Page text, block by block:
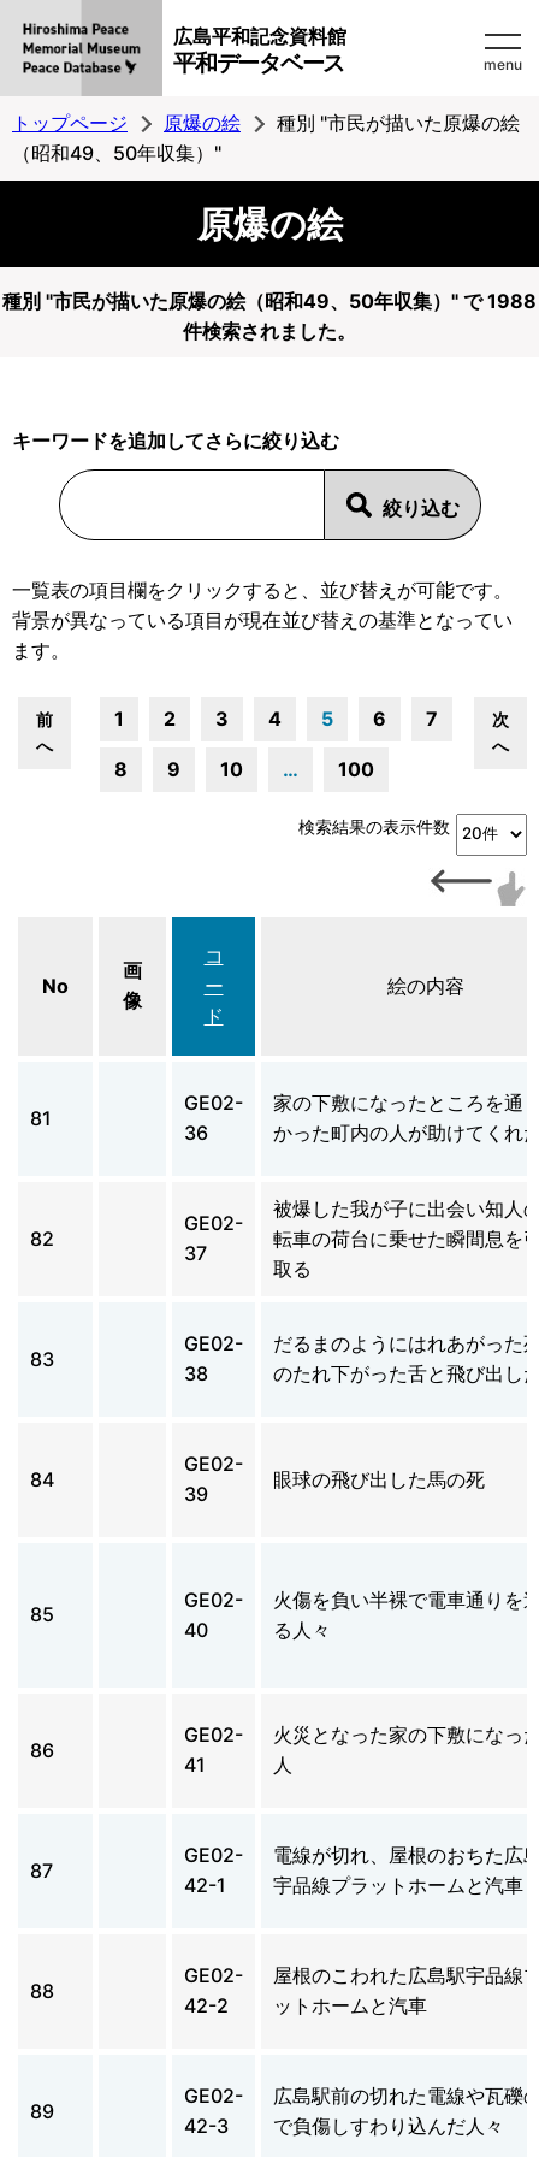
広島平和記念資料館
平和データベース menu
トップページ 原爆の絵
種別 "市民が描いた原爆の絵
（昭和49、50年収集）"
原爆の絵
種別 "市民が描いた原爆の絵（昭和49、50年収集）" で 1988
件検索されました。
キーワードを追加してさらに絞り込む
一覧表の項目欄をクリックすると、並び替えが可能です。
背景が異なっている項目が現在並び替えの基準となってい
ます。
前
へ
1 2 3 4 5 6 7
8 9 10 … 100
次
へ
検索結果の表示件数
No
画
像
コ
ー
ド
絵の内容
81
GE02-
36
家の下敷になったところを通
かった町内の人が助けてくれ
82
GE02-
37
被爆した我が子に出会い知人
転車の荷台に乗せた瞬間息を
取る
83
GE02-
38
だるまのようにはれあがった
のたれ下がった舌と飛び出し
84
GE02-
39
眼球の飛び出した馬の死
85
GE02-
40
火傷を負い半裸で電車通りを
る人々
86
GE02-
41
火災となった家の下敷になっ
人
87
GE02-
42-1
電線が切れ、屋根のおちた広
宇品線プラットホームと汽車
88
GE02-
42-2
屋根のこわれた広島駅宇品線
ットホームと汽車
89
GE02-
42-3
広島駅前の切れた電線や瓦礫
で負傷しすわり込んだ人々